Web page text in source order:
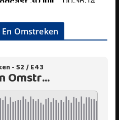
En Omstreken